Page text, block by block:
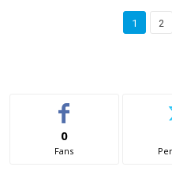
1 2
0
Fans